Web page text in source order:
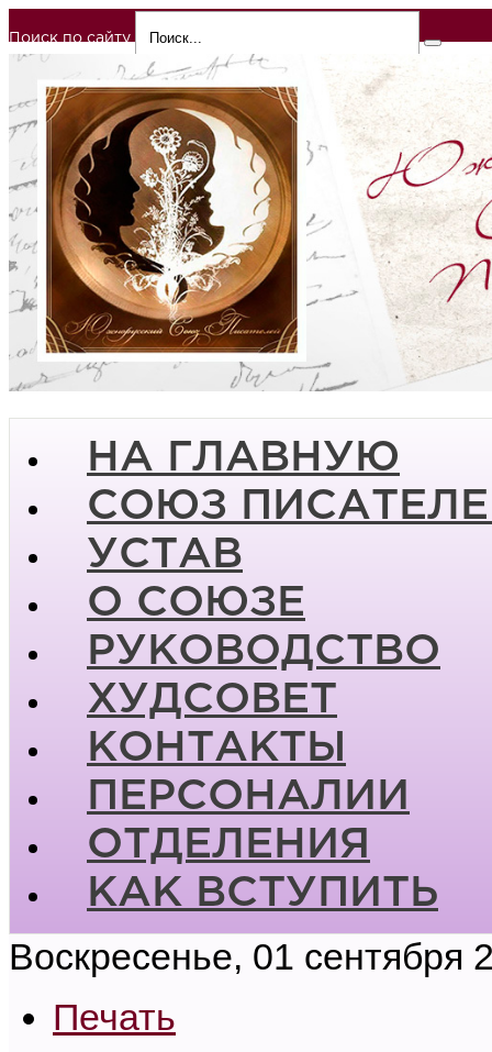
Поиск по сайту
НА ГЛАВНУЮ
СОЮЗ
УСТАВ
О СОЮЗЕ
РУКОВОДСТВО
ХУДСОВЕТ
КОНТАКТЫ
ПЕРСОНАЛИИ
ОТДЕЛЕНИЯ
КАК ВСТУПИТЬ
Воскресенье, 01 сентября
Печать